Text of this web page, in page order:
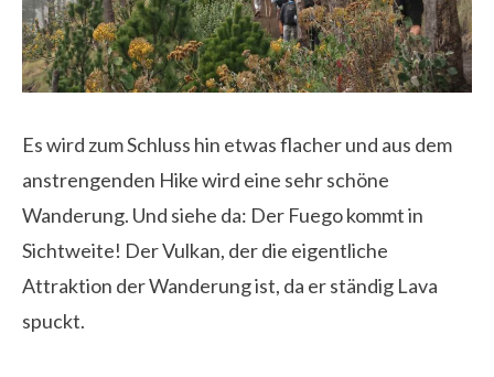
Es wird zum Schluss hin etwas flacher und aus dem
anstrengenden Hike wird eine sehr schöne
Wanderung. Und siehe da: Der Fuego kommt in
Sichtweite! Der Vulkan, der die eigentliche
Attraktion der Wanderung ist, da er ständig Lava
spuckt.